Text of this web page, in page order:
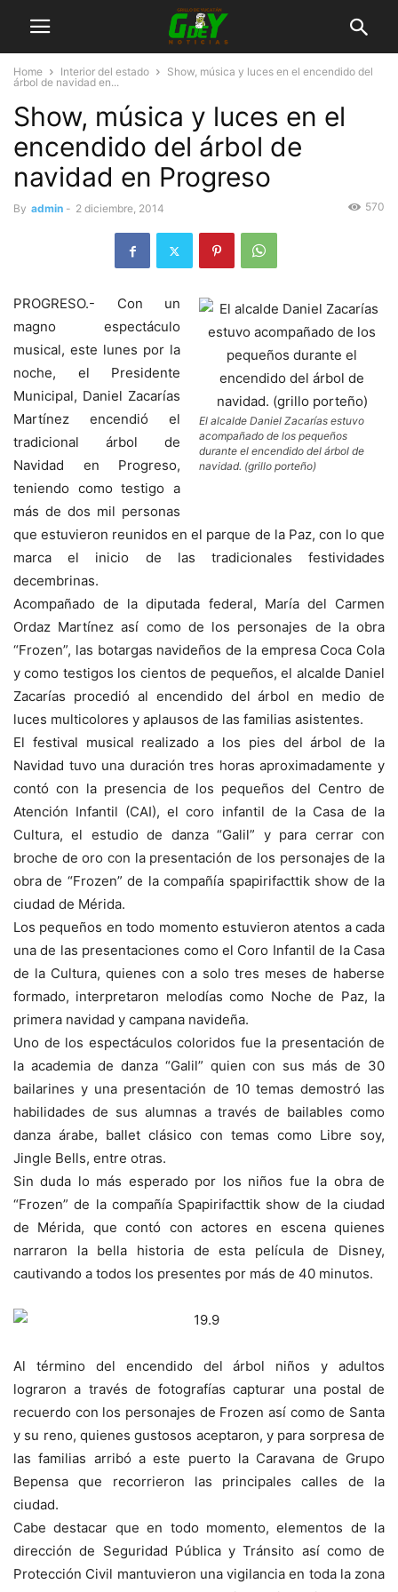
Home Interior del estado
Show, música y luces en el encendido del
árbol de navidad en...
Show, música y luces en el
encendido del árbol de
navidad en Progreso
By admin - 2 diciembre, 2014 570
El alcalde Daniel Zacarías estuvo
acompañado de los pequeños
durante el encendido del árbol de
navidad. (grillo porteño)
PROGRESO.- Con un
magno espectáculo
musical, este lunes por la
noche, el Presidente
Municipal, Daniel Zacarías
Martínez encendió el
tradicional árbol de
Navidad en Progreso,
teniendo como testigo a
más de dos mil personas
que estuvieron reunidos en el parque de la Paz, con lo que
marca el inicio de las tradicionales festividades
decembrinas.
Acompañado de la diputada federal, María del Carmen
Ordaz Martínez así como de los personajes de la obra
“Frozen”, las botargas navideños de la empresa Coca Cola
y como testigos los cientos de pequeños, el alcalde Daniel
Zacarías procedió al encendido del árbol en medio de
luces multicolores y aplausos de las familias asistentes.
El festival musical realizado a los pies del árbol de la
Navidad tuvo una duración tres horas aproximadamente y
contó con la presencia de los pequeños del Centro de
Atención Infantil (CAI), el coro infantil de la Casa de la
Cultura, el estudio de danza “Galil” y para cerrar con
broche de oro con la presentación de los personajes de la
obra de “Frozen” de la compañía spapirifacttik show de la
ciudad de Mérida.
Los pequeños en todo momento estuvieron atentos a cada
una de las presentaciones como el Coro Infantil de la Casa
de la Cultura, quienes con a solo tres meses de haberse
formado, interpretaron melodías como Noche de Paz, la
primera navidad y campana navideña.
Uno de los espectáculos coloridos fue la presentación de
la academia de danza “Galil” quien con sus más de 30
bailarines y una presentación de 10 temas demostró las
habilidades de sus alumnas a través de bailables como
danza árabe, ballet clásico con temas como Libre soy,
Jingle Bells, entre otras.
Sin duda lo más esperado por los niños fue la obra de
“Frozen” de la compañía Spapirifacttik show de la ciudad
de Mérida, que contó con actores en escena quienes
narraron la bella historia de esta película de Disney,
cautivando a todos los presentes por más de 40 minutos.
Al término del encendido del árbol niños y adultos
lograron a través de fotografías capturar una postal de
recuerdo con los personajes de Frozen así como de Santa
y su reno, quienes gustosos aceptaron, y para sorpresa de
las familias arribó a este puerto la Caravana de Grupo
Bepensa que recorrieron las principales calles de la
ciudad.
Cabe destacar que en todo momento, elementos de la
dirección de Seguridad Pública y Tránsito así como de
Protección Civil mantuvieron una vigilancia en toda la zona